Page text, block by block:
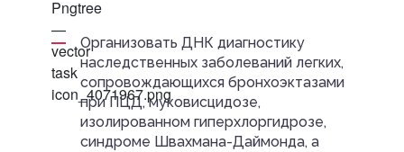
Организовать ДНК диагностику
наследственных заболеваний легких,
сопровождающихся бронхоэктазами
при ПЦД, муковисцидозе,
изолированном гиперхлоргидрозе,
синдроме Швахмана-Даймонда, а